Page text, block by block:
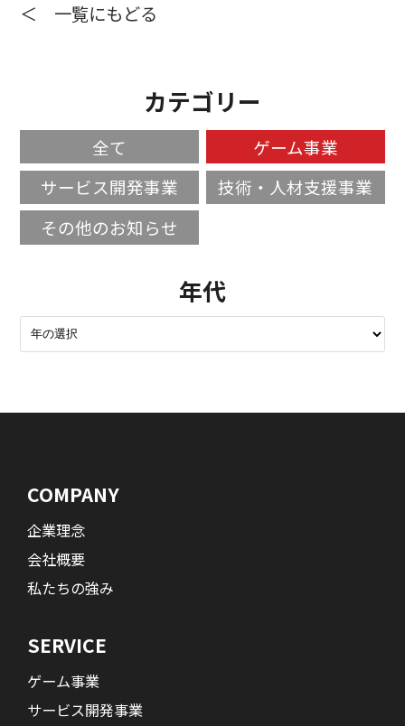
＜ 一覧にもどる
カテゴリー
全て
ゲーム事業
サービス開発事業
技術・人材支援事業
その他のお知らせ
年代
COMPANY
企業理念
会社概要
私たちの強み
SERVICE
ゲーム事業
サービス開発事業